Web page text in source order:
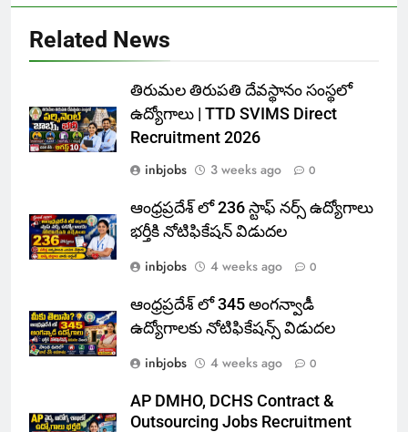
Related News
తిరుమల తిరుపతి దేవస్థానం సంస్థలో
ఉద్యోగాలు | TTD SVIMS Direct
Recruitment 2026
inbjobs
3 weeks ago 0
ఆంధ్రప్రదేశ్ లో 236 స్టాఫ్ నర్స్ ఉద్యోగాలు
భర్తీకి నోటిఫికేషన్ విడుదల
inbjobs
4 weeks ago 0
ఆంధ్రప్రదేశ్ లో 345 అంగన్వాడీ
ఉద్యోగాలకు నోటిఫికేషన్స్ విడుదల
inbjobs
4 weeks ago 0
AP DMHO, DCHS Contract &
Outsourcing Jobs Recruitment